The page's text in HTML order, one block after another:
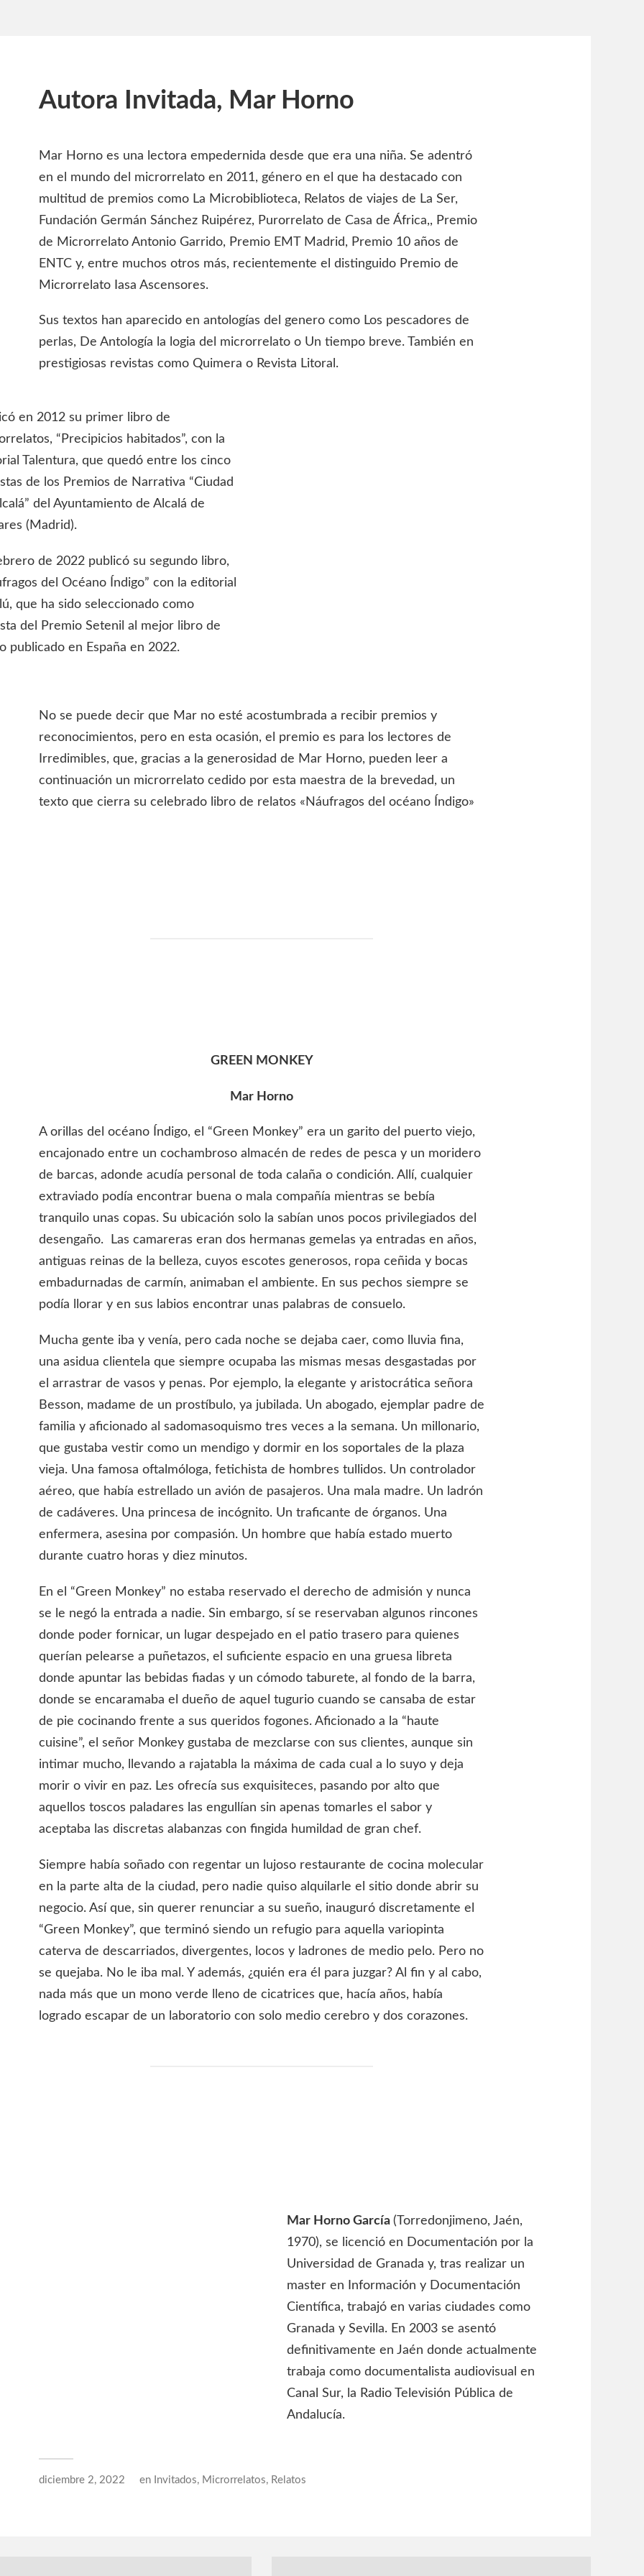
Autora Invitada, Mar Horno
Mar Horno es una lectora empedernida desde que era una niña. Se adentró
en el mundo del microrrelato en 2011, género en el que ha destacado con
multitud de premios como La Microbiblioteca, Relatos de viajes de La Ser,
Fundación Germán Sánchez Ruipérez, Purorrelato de Casa de África,, Premio
de Microrrelato Antonio Garrido, Premio EMT Madrid, Premio 10 años de
ENTC y, entre muchos otros más, recientemente el distinguido Premio de
Microrrelato Iasa Ascensores.
Sus textos han aparecido en antologías del genero como Los pescadores de
perlas, De Antología la logia del microrrelato o Un tiempo breve. También en
prestigiosas revistas como Quimera o Revista Litoral.
en 2012 su primer libro de
“Precipicios habitados”, con la
Talentura, que quedó entre los cinco
de los Premios de Narrativa “Ciudad
del Ayuntamiento de Alcalá de
(Madrid).
de 2022 publicó su segundo libro,
del Océano Índigo” con la editorial
que ha sido seleccionado como
del Premio Setenil al mejor libro de
publicado en España en 2022.
No se puede decir que Mar no esté acostumbrada a recibir premios y
reconocimientos, pero en esta ocasión, el premio es para los lectores de
Irredimibles, que, gracias a la generosidad de Mar Horno, pueden leer a
continuación un microrrelato cedido por esta maestra de la brevedad, un
texto que cierra su celebrado libro de relatos «Náufragos del océano Índigo»
GREEN MONKEY
Mar Horno
A orillas del océano Índigo, el “Green Monkey” era un garito del puerto viejo,
encajonado entre un cochambroso almacén de redes de pesca y un moridero
de barcas, adonde acudía personal de toda calaña o condición. Allí, cualquier
extraviado podía encontrar buena o mala compañía mientras se bebía
tranquilo unas copas. Su ubicación solo la sabían unos pocos privilegiados del
desengaño. Las camareras eran dos hermanas gemelas ya entradas en años,
antiguas reinas de la belleza, cuyos escotes generosos, ropa ceñida y bocas
embadurnadas de carmín, animaban el ambiente. En sus pechos siempre se
podía llorar y en sus labios encontrar unas palabras de consuelo.
Mucha gente iba y venía, pero cada noche se dejaba caer, como lluvia fina,
una asidua clientela que siempre ocupaba las mismas mesas desgastadas por
el arrastrar de vasos y penas. Por ejemplo, la elegante y aristocrática señora
Besson, madame de un prostíbulo, ya jubilada. Un abogado, ejemplar padre de
familia y aficionado al sadomasoquismo tres veces a la semana. Un millonario,
que gustaba vestir como un mendigo y dormir en los soportales de la plaza
vieja. Una famosa oftalmóloga, fetichista de hombres tullidos. Un controlador
aéreo, que había estrellado un avión de pasajeros. Una mala madre. Un ladrón
de cadáveres. Una princesa de incógnito. Un traficante de órganos. Una
enfermera, asesina por compasión. Un hombre que había estado muerto
durante cuatro horas y diez minutos.
En el “Green Monkey” no estaba reservado el derecho de admisión y nunca
se le negó la entrada a nadie. Sin embargo, sí se reservaban algunos rincones
donde poder fornicar, un lugar despejado en el patio trasero para quienes
querían pelearse a puñetazos, el suficiente espacio en una gruesa libreta
donde apuntar las bebidas fiadas y un cómodo taburete, al fondo de la barra,
donde se encaramaba el dueño de aquel tugurio cuando se cansaba de estar
de pie cocinando frente a sus queridos fogones. Aficionado a la “haute
cuisine”, el señor Monkey gustaba de mezclarse con sus clientes, aunque sin
intimar mucho, llevando a rajatabla la máxima de cada cual a lo suyo y deja
morir o vivir en paz. Les ofrecía sus exquisiteces, pasando por alto que
aquellos toscos paladares las engullían sin apenas tomarles el sabor y
aceptaba las discretas alabanzas con fingida humildad de gran chef.
Siempre había soñado con regentar un lujoso restaurante de cocina molecular
en la parte alta de la ciudad, pero nadie quiso alquilarle el sitio donde abrir su
negocio. Así que, sin querer renunciar a su sueño, inauguró discretamente el
“Green Monkey”, que terminó siendo un refugio para aquella variopinta
caterva de descarriados, divergentes, locos y ladrones de medio pelo. Pero no
se quejaba. No le iba mal. Y además, ¿quién era él para juzgar? Al fin y al cabo,
nada más que un mono verde lleno de cicatrices que, hacía años, había
logrado escapar de un laboratorio con solo medio cerebro y dos corazones.
Mar Horno García (Torredonjimeno, Jaén,
1970), se licenció en Documentación por la
Universidad de Granada y, tras realizar un
master en Información y Documentación
Científica, trabajó en varias ciudades como
Granada y Sevilla. En 2003 se asentó
definitivamente en Jaén donde actualmente
trabaja como documentalista audiovisual en
Canal Sur, la Radio Televisión Pública de
Andalucía.
diciembre 2, 2022 en Invitados, Microrrelatos, Relatos